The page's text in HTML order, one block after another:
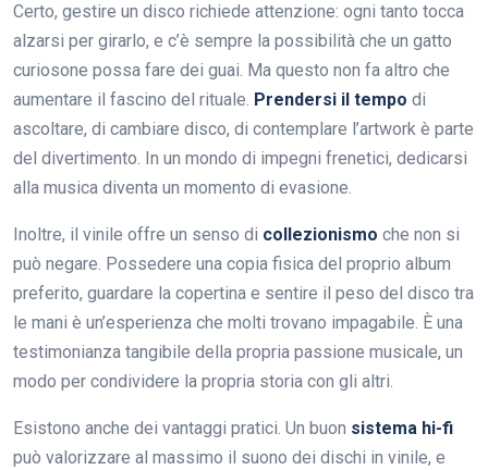
Certo, gestire un disco richiede attenzione: ogni tanto tocca
alzarsi per girarlo, e c’è sempre la possibilità che un gatto
curiosone possa fare dei guai. Ma questo non fa altro che
aumentare il fascino del rituale. Prendersi il tempo di
ascoltare, di cambiare disco, di contemplare l’artwork è parte
del divertimento. In un mondo di impegni frenetici, dedicarsi
alla musica diventa un momento di evasione.
Inoltre, il vinile offre un senso di collezionismo che non si
può negare. Possedere una copia fisica del proprio album
preferito, guardare la copertina e sentire il peso del disco tra
le mani è un’esperienza che molti trovano impagabile. È una
testimonianza tangibile della propria passione musicale, un
modo per condividere la propria storia con gli altri.
Esistono anche dei vantaggi pratici. Un buon sistema hi-fi
può valorizzare al massimo il suono dei dischi in vinile, e